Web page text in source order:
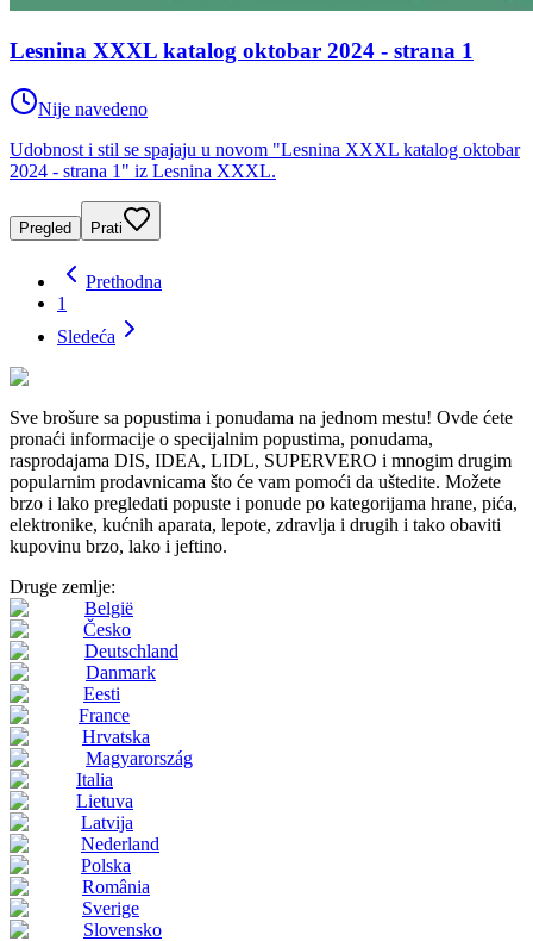
Lesnina XXXL katalog oktobar 2024 - strana 1
Nije navedeno
Udobnost i stil se spajaju u novom "Lesnina XXXL katalog oktobar
2024 - strana 1" iz Lesnina XXXL.
Pregled Prati
Prethodna
1
Sledeća
Sve brošure sa popustima i ponudama na jednom mestu! Ovde ćete
pronaći informacije o specijalnim popustima, ponudama,
rasprodajama DIS, IDEA, LIDL, SUPERVERO i mnogim drugim
popularnim prodavnicama što će vam pomoći da uštedite. Možete
brzo i lako pregledati popuste i ponude po kategorijama hrane, pića,
elektronike, kućnih aparata, lepote, zdravlja i drugih i tako obaviti
kupovinu brzo, lako i jeftino.
Druge zemlje:
België
Česko
Deutschland
Danmark
Eesti
France
Hrvatska
Magyarország
Italia
Lietuva
Latvija
Nederland
Polska
România
Sverige
Slovensko